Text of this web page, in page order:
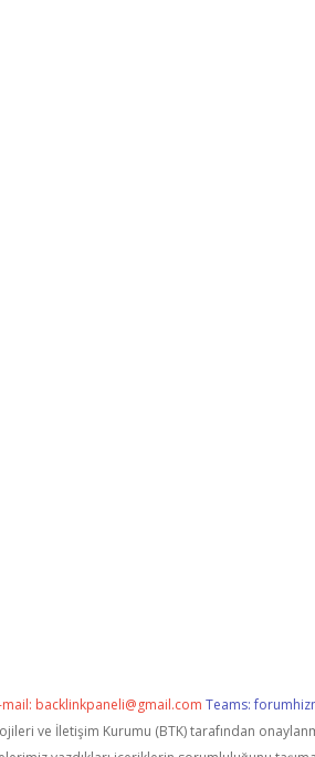
mail: backlinkpaneli@gmail.com Teams:
ve İletişim Kurumu (BTK) tarafından